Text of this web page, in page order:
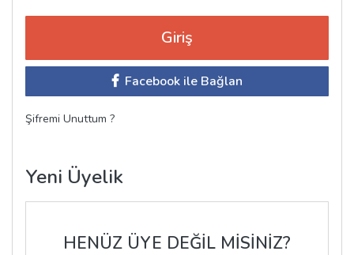
Facebook ile Bağlan
Şifremi Unuttum ?
Yeni Üyelik
HENÜZ ÜYE DEĞİL MİSİNİZ?